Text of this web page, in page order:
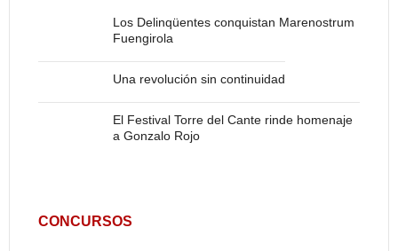
Los Delinqüentes conquistan Marenostrum
Fuengirola
Una revolución sin continuidad
El Festival Torre del Cante rinde homenaje
a Gonzalo Rojo
CONCURSOS